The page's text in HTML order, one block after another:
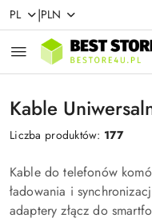
Przejdź do treści
Przejdź do
Przejdź do moje
Przejdź do menu
Przejdź do stopki
PL |PLN
Kable
Liczba produktów: 177
Kable do telefonów
ładowania i
adaptery złącz do